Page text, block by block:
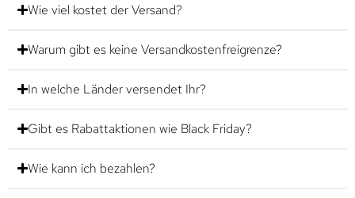
Wie viel kostet der Versand?
Warum gibt es keine Versandkostenfreigrenze?
In welche Länder versendet Ihr?
Gibt es Rabattaktionen wie Black Friday?
Wie kann ich bezahlen?